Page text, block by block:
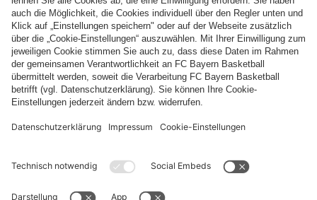
(Wengler)
Die Mannschaftsaufstellungen und Einzelergebnisse, sowie die
aktuellen Tabellen, sind auf den DSOL-Ligaseiten des DSB
einsehbar:
1. DSOL-Liga, Gruppe D
3. DSOL-Liga, Gruppe A